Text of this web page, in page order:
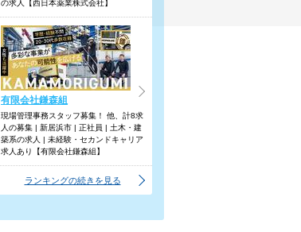
の求人【西日本薬業株式会社】
有限会社鎌森組
現場管理事務スタッフ募集！ 他、計8求
人の募集 | 新居浜市 | 正社員 | 土木・建
築系の求人 | 未経験・セカンドキャリア
求人あり【有限会社鎌森組】
ランキングの続きを見る